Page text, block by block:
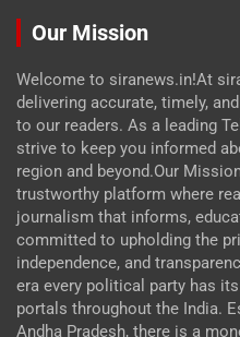
Our Mission
Welcome to siranews.in!At
delivering accurate, timely,
to our readers. As a leading
strive to keep you informed
region and beyond.Our
trustworthy platform where
journalism that informs,
committed to upholding the
independence, and
era every political party has
portals throughout the India.
Andha Pradesh, there is a